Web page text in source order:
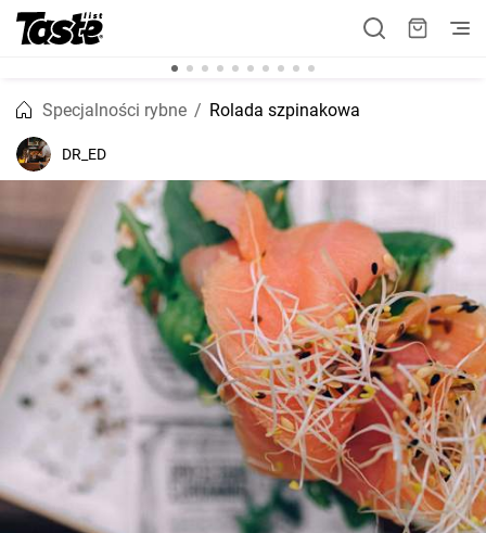
Specjalności rybne Rolada szpinakowa
DR_ED